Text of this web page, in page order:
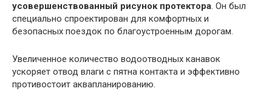
усовершенствованный рисунок протектора. Он был
специально спроектирован для комфортных и
безопасных поездок по благоустроенным дорогам.
Увеличенное количество водоотводных канавок
ускоряет отвод влаги с пятна контакта и эффективно
противостоит аквапланированию.